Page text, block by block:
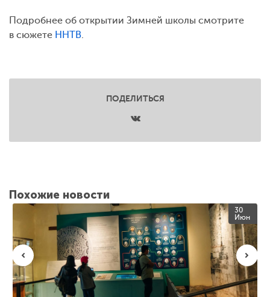
Подробнее об открытии Зимней школы смотрите
в сюжете ННТВ.
ПОДЕЛИТЬСЯ
Похожие новости
30
Июн